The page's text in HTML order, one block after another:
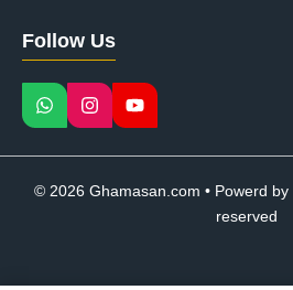
Follow Us
© 2026 Ghamasan.com • Powerd by
reserved